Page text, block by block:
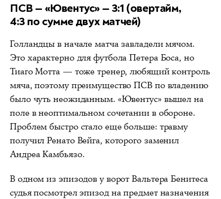
ПСВ — «Ювентус» — 3:1 (овертайм,
4:3 по сумме двух матчей)
Голландцы в начале матча завладели мячом.
Это характерно для футбола Петера Боса, но
Тиаго Мотта — тоже тренер, любящий контроль
мяча, поэтому преимущество ПСВ по владению
было чуть неожиданным. «Ювентус» вышел на
поле в неоптимальном сочетании в обороне.
Проблем быстро стало еще больше: травму
получил Ренато Вейга, которого заменил
Андреа Камбьязо.
В одном из эпизодов у ворот Вальтера Бенитеса
судья посмотрел эпизод на предмет назначения